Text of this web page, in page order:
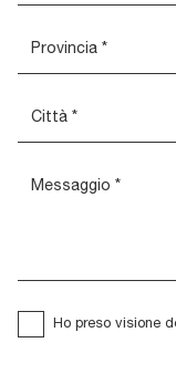
Ho preso visione